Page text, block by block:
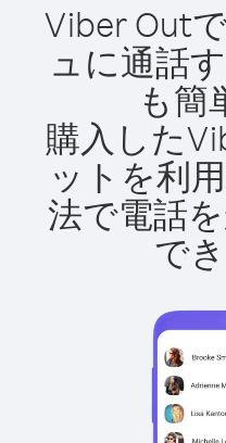
Viber Out
ュに通話
も簡
購入した
ットを利
法で電話
で